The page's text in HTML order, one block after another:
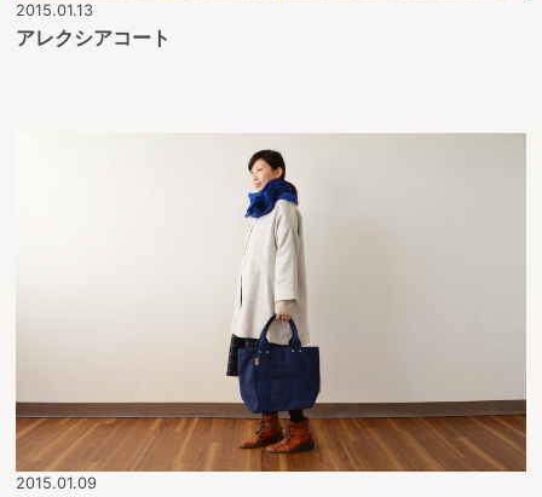
2015.01.13
アレクシアコート
2015.01.09